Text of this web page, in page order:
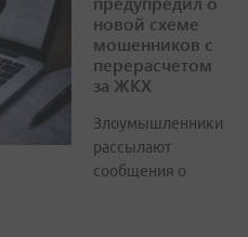
новой схеме
мошенников с
перерасчетом
за ЖКХ
Злоумышленники
рассылают
сообщения о